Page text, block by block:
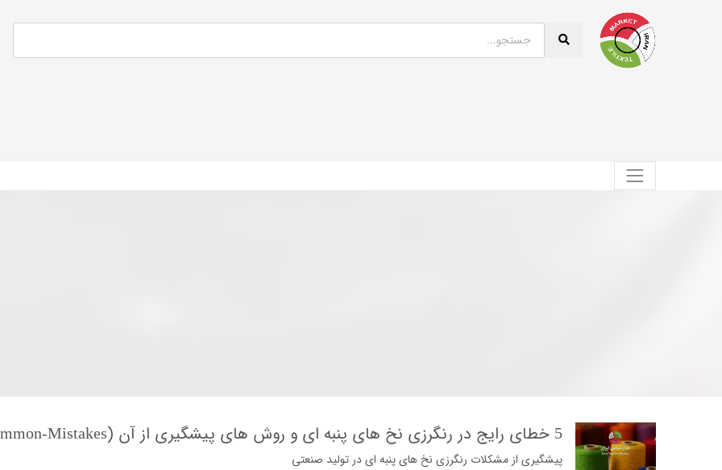
5 خطای رایج در رنگرزی نخ های پنبه ای و روش های پیشگیری از آن (cotton-Yarn-Dyeing-Common-Mistakes)
پیشگیری از مشکلات رنگرزی نخ های پنبه ای در تولید صنعتی